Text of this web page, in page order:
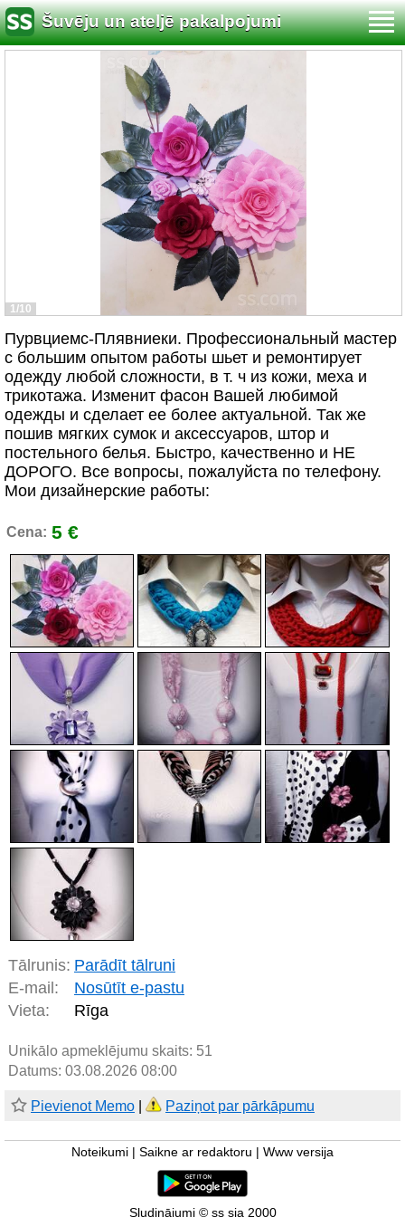
Šuvēju un ateljē pakalpojumi
1/10
Пурвциемс-Плявниеки. Профессиональный мастер
с большим опытом работы шьет и ремонтирует
одежду любой сложности, в т. ч из кожи, меха и
трикотажа. Изменит фасон Вашей любимой
одежды и сделает ее более актуальной. Так же
пошив мягких сумок и аксессуаров, штор и
постельного белья. Быстро, качественно и НЕ
ДОРОГО. Все вопросы, пожалуйста по телефону.
Мои дизайнерские работы:
Cena: 5 €
Tālrunis: Parādīt tālruni
E-mail:
Nosūtīt e-pastu
Vieta:
Rīga
Unikālo apmeklējumu skaits: 51
Datums: 03.08.2026 08:00
Pievienot Memo Paziņot par pārkāpumu
Noteikumi Saikne ar redaktoru Www versija
Sludinājumi © ss sia 2000